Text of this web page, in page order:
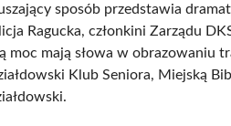
sposób przedstawia
Ragucka, członkini Zarządu
moc mają słowa w obrazowaniu
Klub Seniora, Miejską